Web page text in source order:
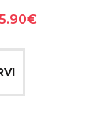
€